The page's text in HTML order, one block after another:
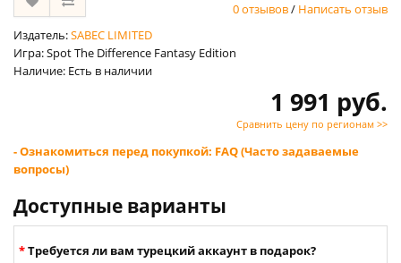
0 отзывов/ Написать отзыв
Издатель:SABEC LIMITED
Игра: Spot The Difference Fantasy Edition
Наличие: Есть в наличии
1 991 руб.
Сравнить цену по регионам >>
- Ознакомиться перед покупкой: FAQ (Часто задаваемые
вопросы)
Доступные варианты
Требуется ли вам турецкий аккаунт в подарок?